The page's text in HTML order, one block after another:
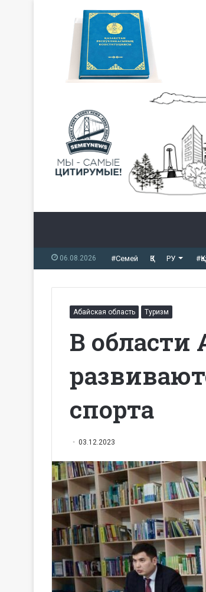
06.08.2026 #Семей ҚЗ РУ
Абайская область Туризм
В области
спорта
03.12.2023